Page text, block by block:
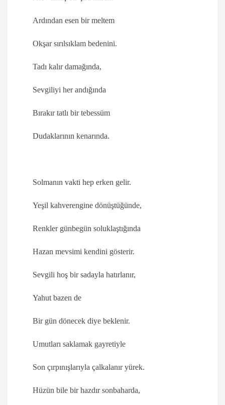
Ardından esen bir meltem
Okşar sırılsıklam bedenini.
Tadı kalır damağında,
Sevgiliyi her andığında
Bırakır tatlı bir tebessüm
Dudaklarının kenarında.
Solmanın vakti hep erken gelir.
Yeşil kahverengine dönüştüğünde,
Renkler günbegün soluklaştığında
Hazan mevsimi kendini gösterir.
Sevgili hoş bir sadayla hatırlanır,
Yahut bazen de
Bir gün dönecek diye beklenir.
Umutları saklamak gayretiyle
Son çırpınışlarıyla çalkalanır yürek.
Hüzün bile bir hazdır sonbaharda,